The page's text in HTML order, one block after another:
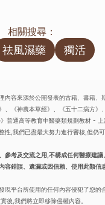
相關搜尋：
祛風濕藥 獨活
內容來源於公開發表的古籍、書籍、
、《神農本草經》、《五十二病方》
普通高等教育中醫藥類規劃教材 - 上
性,我們已盡最大努力進行審核,但仍
參考及交流之用,不構成任何醫療建
容錯誤、遺漏或因信賴、使用此類信
現平台所使用的任何內容侵犯了您的
後,我們將立即移除侵權內容。